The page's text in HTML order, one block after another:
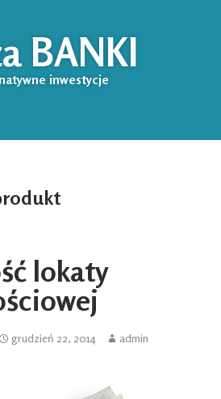
BANKI
inwestycje
lokaty
grudzień 22, 2014
admin